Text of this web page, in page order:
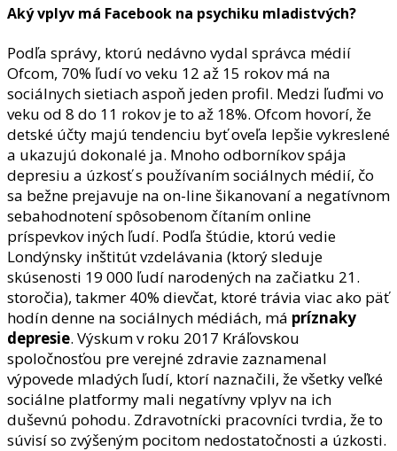
Aký vplyv má Facebook na psychiku mladistvých?
Podľa správy, ktorú nedávno vydal správca médií
Ofcom, 70% ľudí vo veku 12 až 15 rokov má na
sociálnych sietiach aspoň jeden profil. Medzi ľuďmi vo
veku od 8 do 11 rokov je to až 18%. Ofcom hovorí, že
detské účty majú tendenciu byť oveľa lepšie vykreslené
a ukazujú dokonalé ja. Mnoho odborníkov spája
depresiu a úzkosť s používaním sociálnych médií, čo
sa bežne prejavuje na on-line šikanovaní a negatívnom
sebahodnotení spôsobenom čítaním online
príspevkov iných ľudí. Podľa štúdie, ktorú vedie
Londýnsky inštitút vzdelávania (ktorý sleduje
skúsenosti 19 000 ľudí narodených na začiatku 21.
storočia), takmer 40% dievčat, ktoré trávia viac ako päť
hodín denne na sociálnych médiách, má príznaky
depresie. Výskum v roku 2017 Kráľovskou
spoločnosťou pre verejné zdravie zaznamenal
výpovede mladých ľudí, ktorí naznačili, že všetky veľké
sociálne platformy mali negatívny vplyv na ich
duševnú pohodu. Zdravotnícki pracovníci tvrdia, že to
súvisí so zvýšeným pocitom nedostatočnosti a úzkosti.